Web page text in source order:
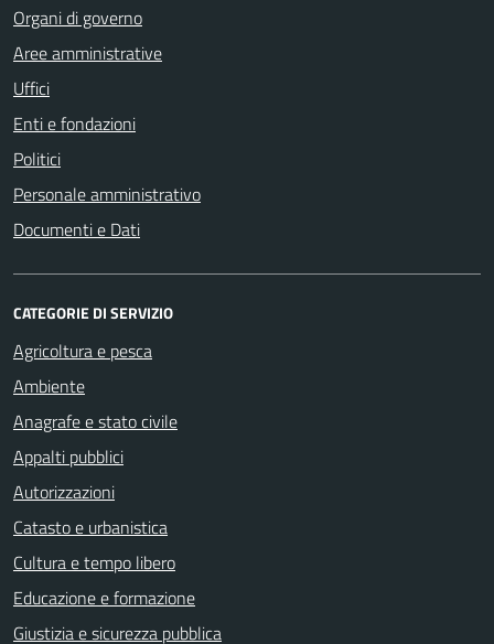
Organi di governo
Aree amministrative
Uffici
Enti e fondazioni
Politici
Personale amministrativo
Documenti e Dati
CATEGORIE DI SERVIZIO
Agricoltura e pesca
Ambiente
Anagrafe e stato civile
Appalti pubblici
Autorizzazioni
Catasto e urbanistica
Cultura e tempo libero
Educazione e formazione
Giustizia e sicurezza pubblica